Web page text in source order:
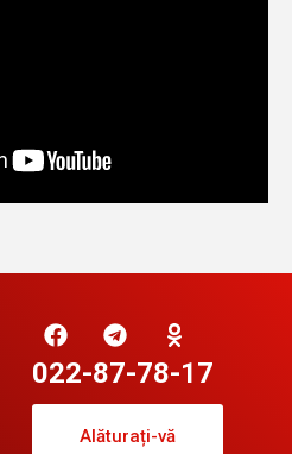
022-87-78-17
Alăturați-vă